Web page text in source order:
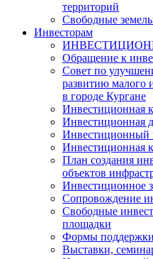
территорий
Свободные
Инвесторам
Обращение к
Совет по
развитию малого
в городе Кургане
Инвестиционная
Инвестиционная
Инвестиционный
Инвестиционная
План создания
объектов
Инвестиционное
Сопровождение
Свободные
площадки
Формы поддержки
Выставки,